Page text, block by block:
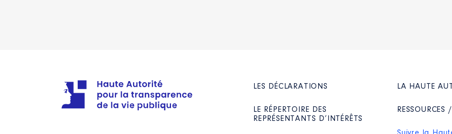
LES DÉCLARATIONS
LE RÉPERTOIRE DES
REPRÉSENTANTS D’INTÉRÊTS
LA HAUTE